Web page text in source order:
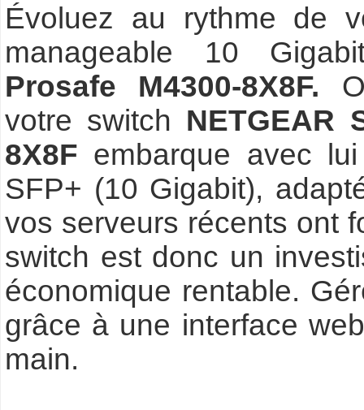
Évoluez au rythme de
manageable 10
Prosafe M4300-8X8F.
votre switch NETGEAR
8X8F embarque avec
SFP+ (10 Gigabit),
vos serveurs récents ont
switch est donc un
économique rentable.
grâce à une interface
main.